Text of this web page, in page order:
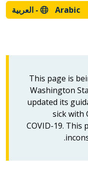
Arabic - العربية
This page is
Washington
updated its
sick with
COVID-19. This
.